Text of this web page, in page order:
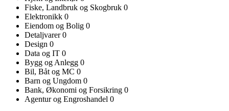
Fiske, Landbruk og Skogbruk 0
Elektronikk 0
Eiendom og Bolig 0
Detaljvarer0
Design 0
Data og IT 0
Bygg og Anlegg 0
Bil, Båt og MC 0
Barn og Ungdom 0
Bank, Økonomi og Forsikring 0
Agentur og Engroshandel 0